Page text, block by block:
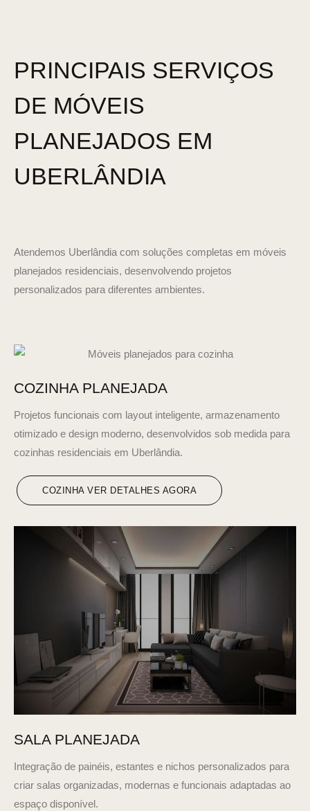
PRINCIPAIS SERVIÇOS
DE MÓVEIS
PLANEJADOS EM
UBERLÂNDIA
Atendemos Uberlândia com soluções completas em móveis
planejados residenciais, desenvolvendo projetos
personalizados para diferentes ambientes.
COZINHA PLANEJADA
Projetos funcionais com layout inteligente, armazenamento
otimizado e design moderno, desenvolvidos sob medida para
cozinhas residenciais em Uberlândia.
COZINHA VER DETALHES AGORA
SALA PLANEJADA
Integração de painéis, estantes e nichos personalizados para
criar salas organizadas, modernas e funcionais adaptadas ao
espaço disponível.